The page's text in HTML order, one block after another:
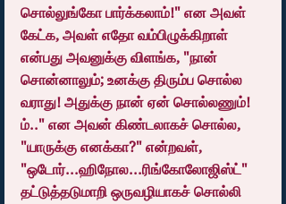
சொல்லுங்கோ பார்க்கலாம்!" என அவள்
கேட்க, அவள் எதோ வம்பிழுக்கிறாள்
என்பது அவனுக்கு விளங்க, "நான்
சொன்னாலும்; உனக்கு திரும்ப சொல்ல
வராது! அதுக்கு நான் ஏன் சொல்லணும்!
ம்.." என அவன் கிண்டலாகச் சொல்ல,
"யாருக்கு எனக்கா?" என்றவள்,
"ஒடோர்...ஹிநோல...ரிங்கோலோஜிஸ்ட்"
தட்டுத்தடுமாறி ஒருவழியாகச் சொல்லி